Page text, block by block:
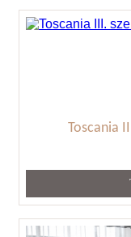
Toscania